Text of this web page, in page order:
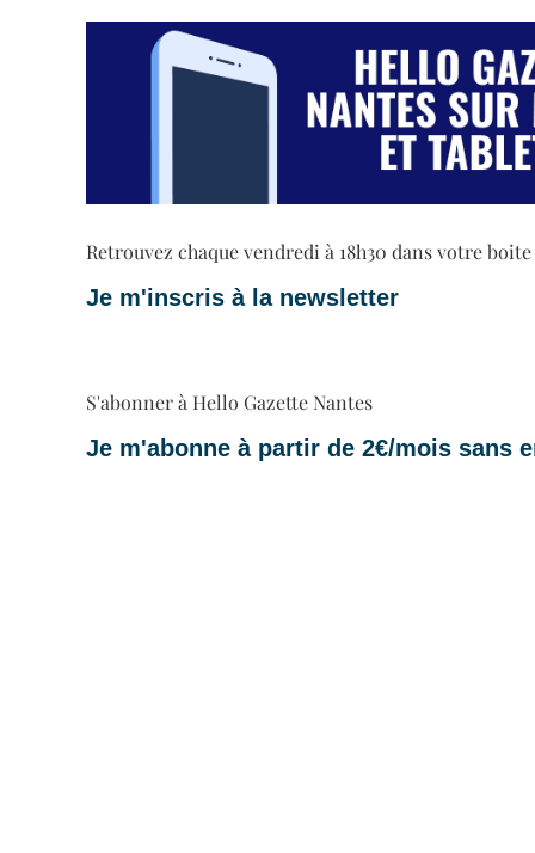
Retrouvez chaque vendredi à 18h30 dans votre
Je m'inscris à la newsletter
S'abonner à Hello Gazette Nantes
Je m'abonne à partir de 2€/mois sans